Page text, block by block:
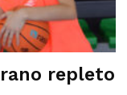
repleto